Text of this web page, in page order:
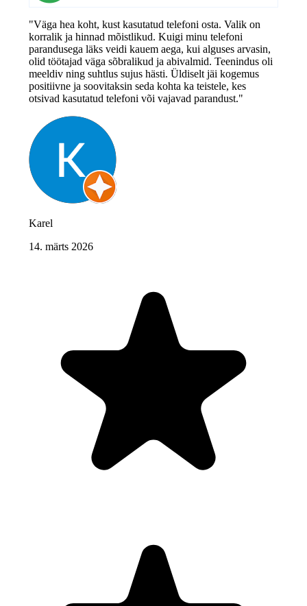
"Väga hea koht, kust kasutatud telefoni osta. Valik on
korralik ja hinnad mõistlikud. Kuigi minu telefoni
parandusega läks veidi kauem aega, kui alguses arvasin,
olid töötajad väga sõbralikud ja abivalmid. Teenindus oli
meeldiv ning suhtlus sujus hästi. Üldiselt jäi kogemus
positiivne ja soovitaksin seda kohta ka teistele, kes
otsivad kasutatud telefoni või vajavad parandust."
Karel
14. märts 2026